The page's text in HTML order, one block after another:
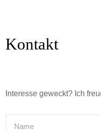
Kontakt
Interesse geweckt? Ich